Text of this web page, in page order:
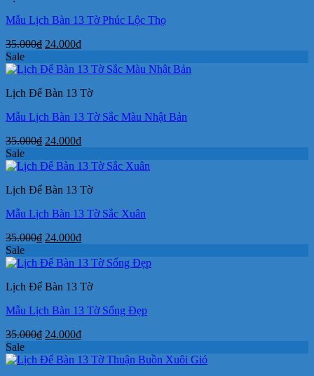
Mẫu Lịch Bàn 13 Tờ Phúc Lộc Thọ
35.000₫ Giá
là:
24.000₫Giá
tại
24.000₫.
Sale
Lịch Để Bàn 13 Tờ
Mẫu Lịch Bàn 13 Tờ Sắc Màu Nhật Bản
35.000₫ Giá
là:
24.000₫Giá
tại
24.000₫.
Sale
Lịch Để Bàn 13 Tờ
Mẫu Lịch Bàn 13 Tờ Sắc Xuân
35.000₫ Giá
là:
24.000₫Giá
tại
24.000₫.
Sale
Lịch Để Bàn 13 Tờ
Mẫu Lịch Bàn 13 Tờ Sống Đẹp
35.000₫ Giá
là:
24.000₫Giá
tại
Sale